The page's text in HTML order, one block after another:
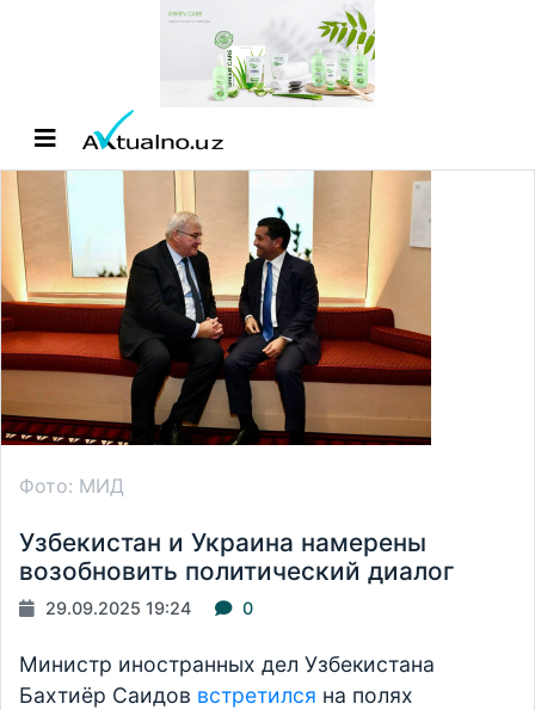
Фото: МИД
Узбекистан и Украина намерены
возобновить политический диалог
29.09.2025 19:24 0
Министр иностранных дел Узбекистана
Бахтиёр Саидов встретился на полях